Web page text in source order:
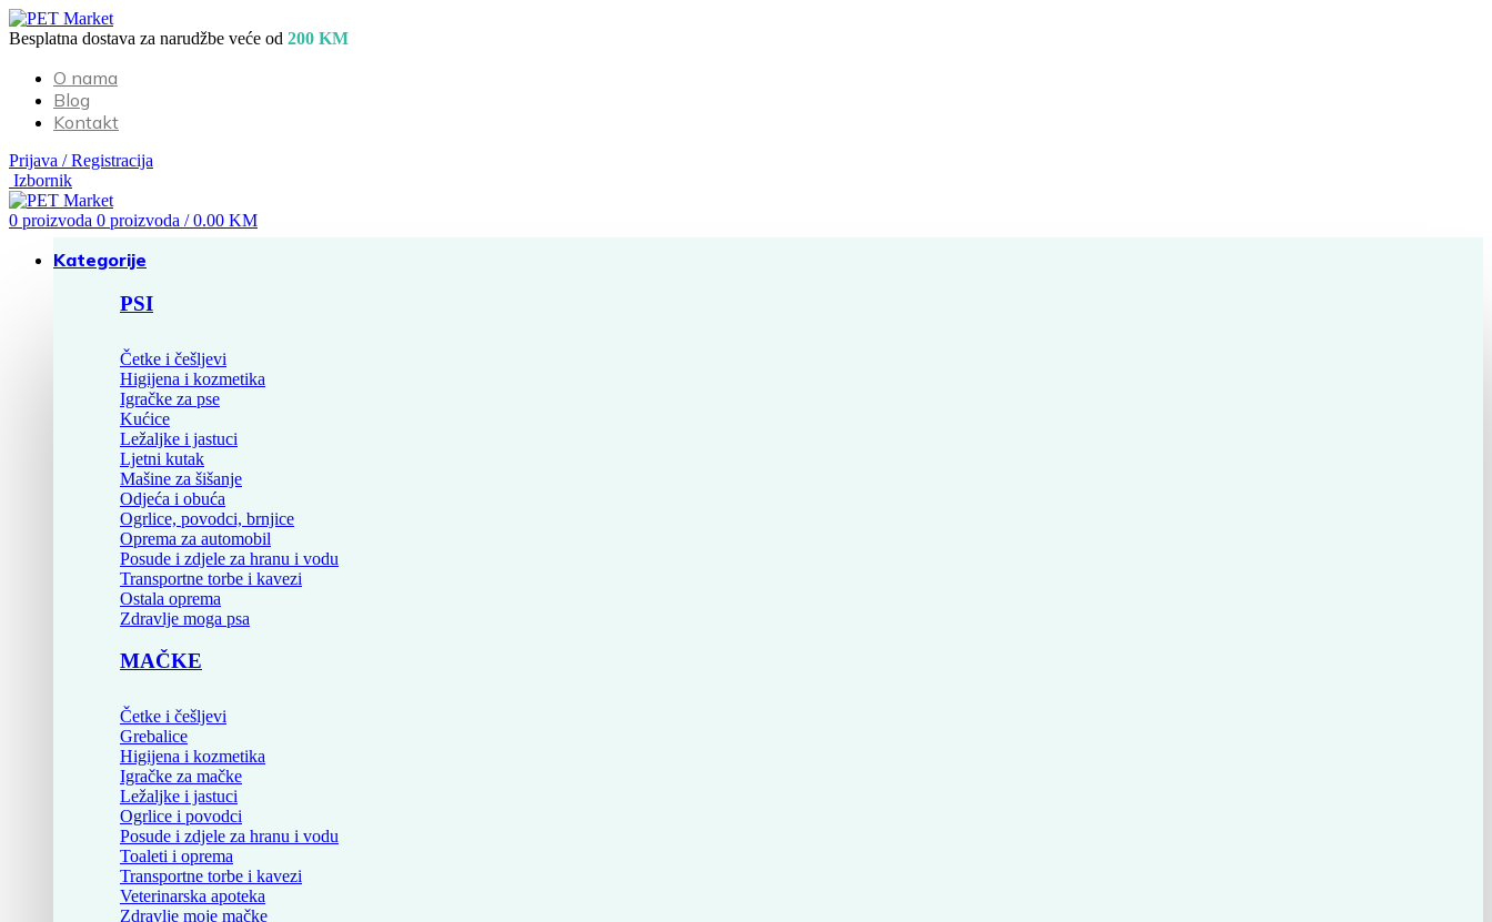
Besplatna dostava za narudžbe veće od 200 KM
O nama
Blog
Kontakt
Prijava / Registracija
Izbornik
0 proizvoda 0 proizvoda / 0.00 KM
Kategorije
PSI
Četke i češljevi
Higijena i kozmetika
Igračke za pse
Kućice
Ležaljke i jastuci
Ljetni kutak
Mašine za šišanje
Odjeća i obuća
Ogrlice, povodci, brnjice
Oprema za automobil
Posude i zdjele za hranu i vodu
Transportne torbe i kavezi
Ostala oprema
Zdravlje moga psa
MAČKE
Četke i češljevi
Grebalice
Higijena i kozmetika
Igračke za mačke
Ležaljke i jastuci
Ogrlice i povodci
Posude i zdjele za hranu i vodu
Toaleti i oprema
Transportne torbe i kavezi
Veterinarska apoteka
Zdravlje moje mačke